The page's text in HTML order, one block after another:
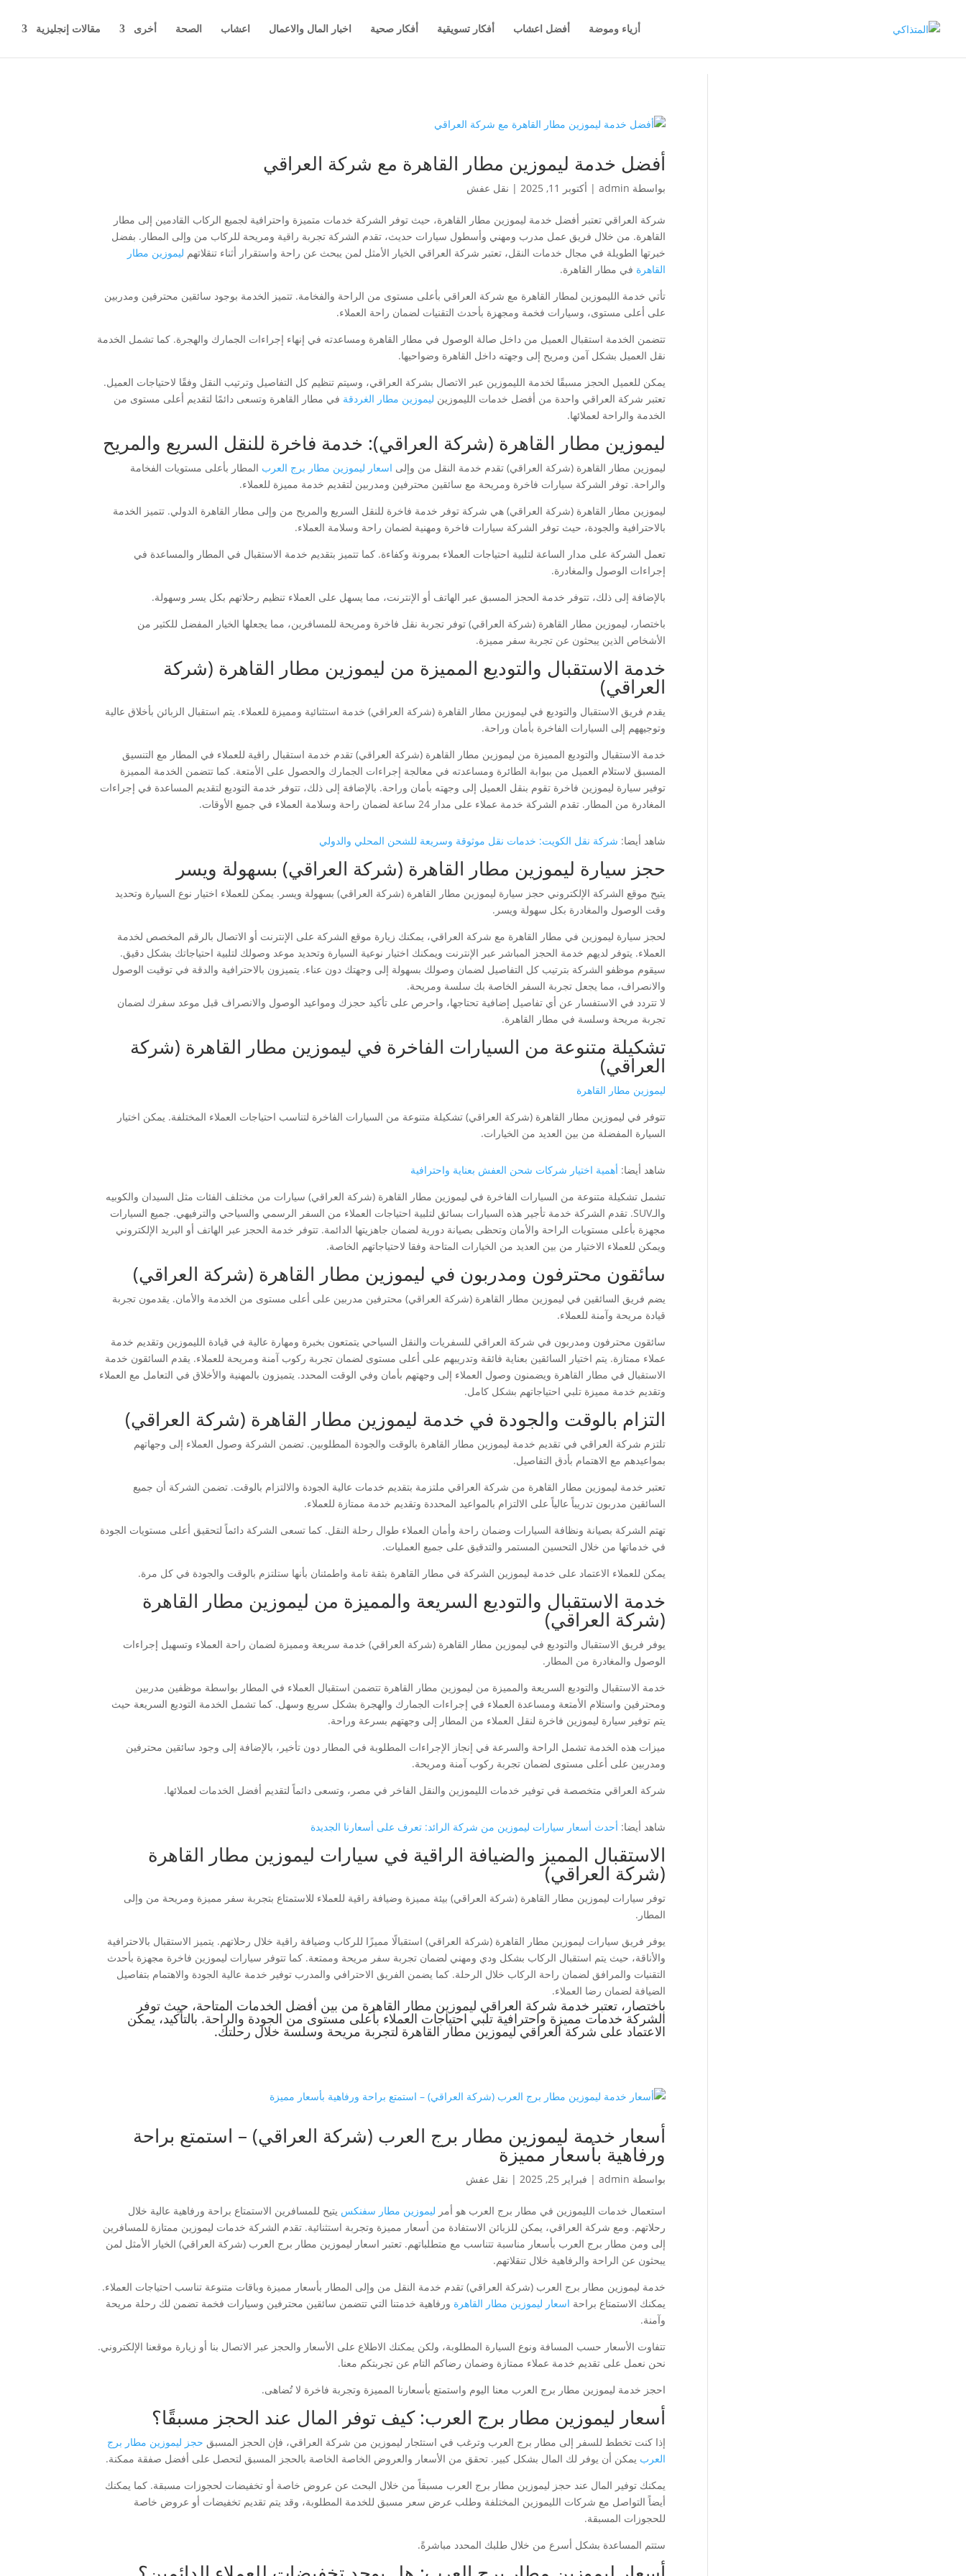
أزياء وموضة أفضل اعشاب أفكار تسويقية أفكار صحية اخبار المال والاعمال اعشاب الصحة أخرى مقالات إنجليزية
أفضل خدمة ليموزين مطار القاهرة مع شركة العراقي
بواسطة admin
| أكتوبر 11, 2025 | نقل عفش
شركة العراقي تعتبر أفضل خدمة ليموزين مطار القاهرة، حيث توفر الشركة خدمات متميزة واحترافية لجميع الركاب القادمين إلى مطار
القاهرة. من خلال فريق عمل مدرب ومهني وأسطول سيارات حديث، تقدم الشركة تجربة راقية ومريحة للركاب من وإلى المطار. بفضل
خبرتها الطويلة في مجال خدمات النقل، تعتبر شركة العراقي الخيار الأمثل لمن يبحث عن راحة واستقرار أثناء تنقلاتهم ليموزين مطار
القاهرة في مطار القاهرة.
تأتي خدمة الليموزين لمطار القاهرة مع شركة العراقي بأعلى مستوى من الراحة والفخامة. تتميز الخدمة بوجود سائقين محترفين ومدربين
على أعلى مستوى، وسيارات فخمة ومجهزة بأحدث التقنيات لضمان راحة العملاء.
تتضمن الخدمة استقبال العميل من داخل صالة الوصول في مطار القاهرة ومساعدته في إنهاء إجراءات الجمارك والهجرة. كما تشمل الخدمة
نقل العميل بشكل آمن ومريح إلى وجهته داخل القاهرة وضواحيها.
يمكن للعميل الحجز مسبقًا لخدمة الليموزين عبر الاتصال بشركة العراقي، وسيتم تنظيم كل التفاصيل وترتيب النقل وفقًا لاحتياجات العميل.
تعتبر شركة العراقي واحدة من أفضل خدمات الليموزين ليموزين مطار الغردقة في مطار القاهرة وتسعى دائمًا لتقديم أعلى مستوى من
الخدمة والراحة لعملائها.
ليموزين مطار القاهرة (شركة العراقي): خدمة فاخرة للنقل السريع والمريح
ليموزين مطار القاهرة (شركة العراقي) تقدم خدمة النقل من وإلى اسعار ليموزين مطار برج العرب المطار بأعلى مستويات الفخامة
والراحة. توفر الشركة سيارات فاخرة ومريحة مع سائقين محترفين ومدربين لتقديم خدمة مميزة للعملاء.
ليموزين مطار القاهرة (شركة العراقي) هي شركة توفر خدمة فاخرة للنقل السريع والمريح من وإلى مطار القاهرة الدولي. تتميز الخدمة
بالاحترافية والجودة، حيث توفر الشركة سيارات فاخرة ومهنية لضمان راحة وسلامة العملاء.
تعمل الشركة على مدار الساعة لتلبية احتياجات العملاء بمرونة وكفاءة. كما تتميز بتقديم خدمة الاستقبال في المطار والمساعدة في
إجراءات الوصول والمغادرة.
بالإضافة إلى ذلك، تتوفر خدمة الحجز المسبق عبر الهاتف أو الإنترنت، مما يسهل على العملاء تنظيم رحلاتهم بكل يسر وسهولة.
باختصار، ليموزين مطار القاهرة (شركة العراقي) توفر تجربة نقل فاخرة ومريحة للمسافرين، مما يجعلها الخيار المفضل للكثير من
الأشخاص الذين يبحثون عن تجربة سفر مميزة.
خدمة الاستقبال والتوديع المميزة من ليموزين مطار القاهرة (شركة
العراقي)
يقدم فريق الاستقبال والتوديع في ليموزين مطار القاهرة (شركة العراقي) خدمة استثنائية ومميزة للعملاء. يتم استقبال الزبائن بأخلاق عالية
وتوجيههم إلى السيارات الفاخرة بأمان وراحة.
خدمة الاستقبال والتوديع المميزة من ليموزين مطار القاهرة (شركة العراقي) تقدم خدمة استقبال راقية للعملاء في المطار مع التنسيق
المسبق لاستلام العميل من ببوابة الطائرة ومساعدته في معالجة إجراءات الجمارك والحصول على الأمتعة. كما تتضمن الخدمة المميزة
توفير سيارة ليموزين فاخرة تقوم بنقل العميل إلى وجهته بأمان وراحة. بالإضافة إلى ذلك، تتوفر خدمة التوديع لتقديم المساعدة في إجراءات
المغادرة من المطار. تقدم الشركة خدمة عملاء على مدار 24 ساعة لضمان راحة وسلامة العملاء في جميع الأوقات.
شاهد أيضا: شركة نقل الكويت: خدمات نقل موثوقة وسريعة للشحن المحلي والدولي
حجز سيارة ليموزين مطار القاهرة (شركة العراقي) بسهولة ويسر
يتيح موقع الشركة الإلكتروني حجز سيارة ليموزين مطار القاهرة (شركة العراقي) بسهولة ويسر. يمكن للعملاء اختيار نوع السيارة وتحديد
وقت الوصول والمغادرة بكل سهولة ويسر.
لحجز سيارة ليموزين في مطار القاهرة مع شركة العراقي، يمكنك زيارة موقع الشركة على الإنترنت أو الاتصال بالرقم المخصص لخدمة
العملاء. يتوفر لديهم خدمة الحجز المباشر عبر الإنترنت ويمكنك اختيار نوعية السيارة وتحديد موعد وصولك لتلبية احتياجاتك بشكل دقيق.
سيقوم موظفو الشركة بترتيب كل التفاصيل لضمان وصولك بسهولة إلى وجهتك دون عناء. يتميزون بالاحترافية والدقة في توقيت الوصول
والانصراف، مما يجعل تجربة السفر الخاصة بك سلسة ومريحة.
لا تتردد في الاستفسار عن أي تفاصيل إضافية تحتاجها، واحرص على تأكيد حجزك ومواعيد الوصول والانصراف قبل موعد سفرك لضمان
تجربة مريحة وسلسة في مطار القاهرة.
تشكيلة متنوعة من السيارات الفاخرة في ليموزين مطار القاهرة (شركة
العراقي)
ليموزين مطار القاهرة
تتوفر في ليموزين مطار القاهرة (شركة العراقي) تشكيلة متنوعة من السيارات الفاخرة لتناسب احتياجات العملاء المختلفة. يمكن اختيار
السيارة المفضلة من بين العديد من الخيارات.
شاهد أيضا: أهمية اختيار شركات شحن العفش بعناية واحترافية
تشمل تشكيلة متنوعة من السيارات الفاخرة في ليموزين مطار القاهرة (شركة العراقي) سيارات من مختلف الفئات مثل السيدان والكوبيه
والـSUV. تقدم الشركة خدمة تأجير هذه السيارات بسائق لتلبية احتياجات العملاء من السفر الرسمي والسياحي والترفيهي. جميع السيارات
مجهزة بأعلى مستويات الراحة والأمان وتحظى بصيانة دورية لضمان جاهزيتها الدائمة. تتوفر خدمة الحجز عبر الهاتف أو البريد الإلكتروني
ويمكن للعملاء الاختيار من بين العديد من الخيارات المتاحة وفقا لاحتياجاتهم الخاصة.
سائقون محترفون ومدربون في ليموزين مطار القاهرة (شركة العراقي)
يضم فريق السائقين في ليموزين مطار القاهرة (شركة العراقي) محترفين مدربين على أعلى مستوى من الخدمة والأمان. يقدمون تجربة
قيادة مريحة وآمنة للعملاء.
سائقون محترفون ومدربون في شركة العراقي للسفريات والنقل السياحي يتمتعون بخبرة ومهارة عالية في قيادة الليموزين وتقديم خدمة
عملاء ممتازة. يتم اختيار السائقين بعناية فائقة وتدريبهم على أعلى مستوى لضمان تجربة ركوب آمنة ومريحة للعملاء. يقدم السائقون خدمة
الاستقبال في مطار القاهرة ويضمنون وصول العملاء إلى وجهتهم بأمان وفي الوقت المحدد. يتميزون بالمهنية والأخلاق في التعامل مع العملاء
وتقديم خدمة مميزة تلبي احتياجاتهم بشكل كامل.
التزام بالوقت والجودة في خدمة ليموزين مطار القاهرة (شركة العراقي)
تلتزم شركة العراقي في تقديم خدمة ليموزين مطار القاهرة بالوقت والجودة المطلوبين. تضمن الشركة وصول العملاء إلى وجهاتهم
بمواعيدهم مع الاهتمام بأدق التفاصيل.
تعتبر خدمة ليموزين مطار القاهرة من شركة العراقي ملتزمة بتقديم خدمات عالية الجودة والالتزام بالوقت. تضمن الشركة أن جميع
السائقين مدربون تدريباً عالياً على الالتزام بالمواعيد المحددة وتقديم خدمة ممتازة للعملاء.
تهتم الشركة بصيانة ونظافة السيارات وضمان راحة وأمان العملاء طوال رحلة النقل. كما تسعى الشركة دائماً لتحقيق أعلى مستويات الجودة
في خدماتها من خلال التحسين المستمر والتدقيق على جميع العمليات.
يمكن للعملاء الاعتماد على خدمة ليموزين الشركة في مطار القاهرة بثقة تامة واطمئنان بأنها ستلتزم بالوقت والجودة في كل مرة.
خدمة الاستقبال والتوديع السريعة والمميزة من ليموزين مطار القاهرة
(شركة العراقي)
يوفر فريق الاستقبال والتوديع في ليموزين مطار القاهرة (شركة العراقي) خدمة سريعة ومميزة لضمان راحة العملاء وتسهيل إجراءات
الوصول والمغادرة من المطار.
خدمة الاستقبال والتوديع السريعة والمميزة من ليموزين مطار القاهرة تتضمن استقبال العملاء في المطار بواسطة موظفين مدربين
ومحترفين واستلام الأمتعة ومساعدة العملاء في إجراءات الجمارك والهجرة بشكل سريع وسهل. كما تشمل الخدمة التوديع السريعة حيث
يتم توفير سيارة ليموزين فاخرة لنقل العملاء من المطار إلى وجهتهم بسرعة وراحة.
ميزات هذه الخدمة تشمل الراحة والسرعة في إنجاز الإجراءات المطلوبة في المطار دون تأخير، بالإضافة إلى وجود سائقين محترفين
ومدربين على أعلى مستوى لضمان تجربة ركوب آمنة ومريحة.
شركة العراقي متخصصة في توفير خدمات الليموزين والنقل الفاخر في مصر، وتسعى دائماً لتقديم أفضل الخدمات لعملائها.
شاهد أيضا: أحدث أسعار سيارات ليموزين من شركة الرائد: تعرف على أسعارنا الجديدة
الاستقبال المميز والضيافة الراقية في سيارات ليموزين مطار القاهرة
(شركة العراقي)
توفر سيارات ليموزين مطار القاهرة (شركة العراقي) بيئة مميزة وضيافة راقية للعملاء للاستمتاع بتجربة سفر مميزة ومريحة من وإلى
المطار.
يوفر فريق سيارات ليموزين مطار القاهرة (شركة العراقي) استقبالًا مميزًا للركاب وضيافة راقية خلال رحلاتهم. يتميز الاستقبال بالاحترافية
والأناقة، حيث يتم استقبال الركاب بشكل ودي ومهني لضمان تجربة سفر مريحة وممتعة. كما تتوفر سيارات ليموزين فاخرة مجهزة بأحدث
التقنيات والمرافق لضمان راحة الركاب خلال الرحلة. كما يضمن الفريق الاحترافي والمدرب توفير خدمة عالية الجودة والاهتمام بتفاصيل
الضيافة لضمان رضا العملاء.
باختصار، تعتبر خدمة شركة العراقي ليموزين مطار القاهرة من بين أفضل الخدمات المتاحة، حيث توفر
الشركة خدمات مميزة واحترافية تلبي احتياجات العملاء بأعلى مستوى من الجودة والراحة. بالتأكيد، يمكن
الاعتماد على شركة العراقي ليموزين مطار القاهرة لتجربة مريحة وسلسة خلال رحلتك.
أسعار خدمة ليموزين مطار برج العرب (شركة العراقي) – استمتع براحة
ورفاهية بأسعار مميزة
بواسطة admin
| فبراير 25, 2025 | نقل عفش
استعمال خدمات الليموزين في مطار برج العرب هو أمر ليموزين مطار سفنكس يتيح للمسافرين الاستمتاع براحة ورفاهية عالية خلال
رحلاتهم. ومع شركة العراقي، يمكن للزبائن الاستفادة من أسعار مميزة وتجربة استثنائية. تقدم الشركة خدمات ليموزين ممتازة للمسافرين
إلى ومن مطار برج العرب بأسعار مناسبة تتناسب مع متطلباتهم. تعتبر اسعار ليموزين مطار برج العرب (شركة العراقي) الخيار الأمثل لمن
يبحثون عن الراحة والرفاهية خلال تنقلاتهم.
خدمة ليموزين مطار برج العرب (شركة العراقي) تقدم خدمة النقل من وإلى المطار بأسعار مميزة وباقات متنوعة تناسب احتياجات العملاء.
يمكنك الاستمتاع براحة اسعار ليموزين مطار القاهرة ورفاهية خدمتنا التي تتضمن سائقين محترفين وسيارات فخمة تضمن لك رحلة مريحة
وآمنة.
تتفاوت الأسعار حسب المسافة ونوع السيارة المطلوبة، ولكن يمكنك الاطلاع على الأسعار والحجز عبر الاتصال بنا أو زيارة موقعنا الإلكتروني.
نحن نعمل على تقديم خدمة عملاء ممتازة وضمان رضاكم التام عن تجربتكم معنا.
احجز خدمة ليموزين مطار برج العرب معنا اليوم واستمتع بأسعارنا المميزة وتجربة فاخرة لا تُضاهى.
أسعار ليموزين مطار برج العرب: كيف توفر المال عند الحجز مسبقًا؟
إذا كنت تخطط للسفر إلى مطار برج العرب وترغب في استئجار ليموزين من شركة العراقي، فإن الحجز المسبق حجز ليموزين مطار برج
العرب يمكن أن يوفر لك المال بشكل كبير. تحقق من الأسعار والعروض الخاصة الخاصة بالحجز المسبق لتحصل على أفضل صفقة ممكنة.
يمكنك توفير المال عند حجز ليموزين مطار برج العرب مسبقاً من خلال البحث عن عروض خاصة أو تخفيضات لحجوزات مسبقة. كما يمكنك
أيضاً التواصل مع شركات الليموزين المختلفة وطلب عرض سعر مسبق للخدمة المطلوبة، وقد يتم تقديم تخفيضات أو عروض خاصة
للحجوزات المسبقة.
ستتم المساعدة بشكل أسرع من خلال طلبك المحدد مباشرةً.